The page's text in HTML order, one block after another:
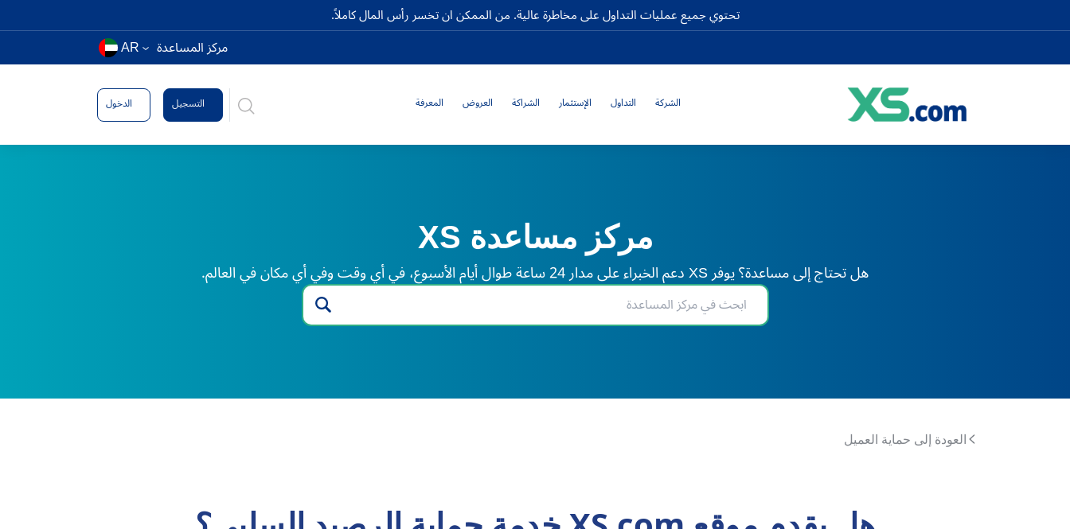
تحتوي جميع عمليات التداول على مخاطرة عالية. من الممكن ان تخسر رأس المال كاملاً.
مركز المساعدة AR
الشركة التداول الإستثمار الشراكة العروض المعرفة التسجيل الدخول
مركز مساعدة XS
هل تحتاج إلى مساعدة؟ يوفر XS دعم الخبراء على مدار 24 ساعة طوال أيام الأسبوع، في أي وقت وفي أي مكان في العالم.
العودة إلى حماية العميل